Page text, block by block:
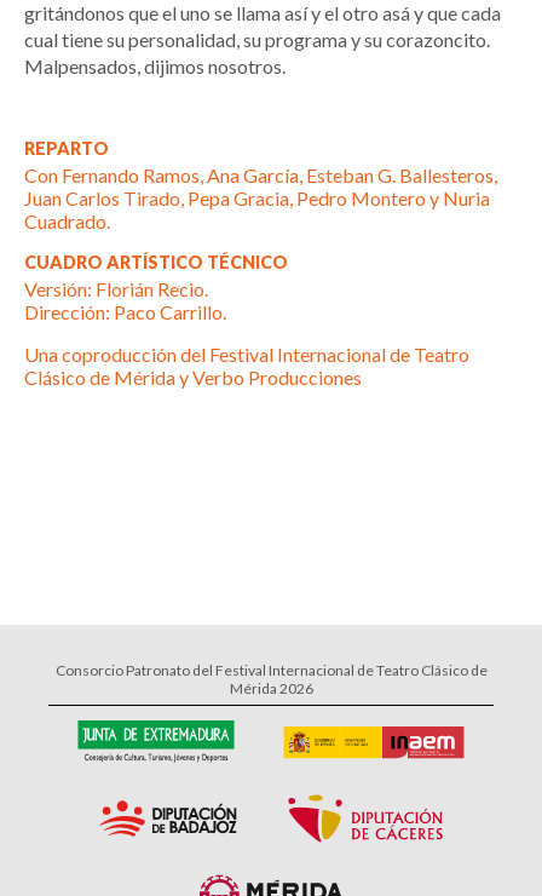
gritándonos que el uno se llama así y el otro asá y que cada
cual tiene su personalidad, su programa y su corazoncito.
Malpensados, dijimos nosotros.
REPARTO
Con Fernando Ramos, Ana García, Esteban G. Ballesteros,
Juan Carlos Tirado, Pepa Gracia, Pedro Montero y Nuria
Cuadrado.
CUADRO ARTÍSTICO TÉCNICO
Versión: Florián Recio.
Dirección: Paco Carrillo.
Una coproducción del Festival Internacional de Teatro
Clásico de Mérida y Verbo Producciones
Consorcio Patronato del Festival Internacional de Teatro Clásico de
Mérida 2026